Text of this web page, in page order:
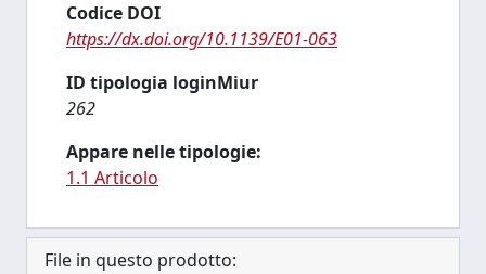
Codice DOI
https://dx.doi.org/10.1139/E01-063
ID tipologia loginMiur
262
Appare nelle tipologie:
1.1 Articolo
File in questo prodotto: